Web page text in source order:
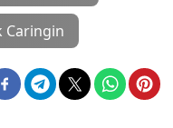
Caringin